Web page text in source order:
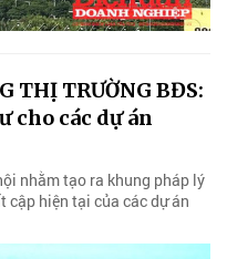
THỊ TRƯỜNG BĐS:
cho các dự án
nhằm tạo ra khung pháp lý
cập hiện tại của các dự án